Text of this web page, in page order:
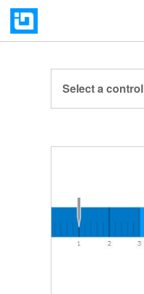
Select a control